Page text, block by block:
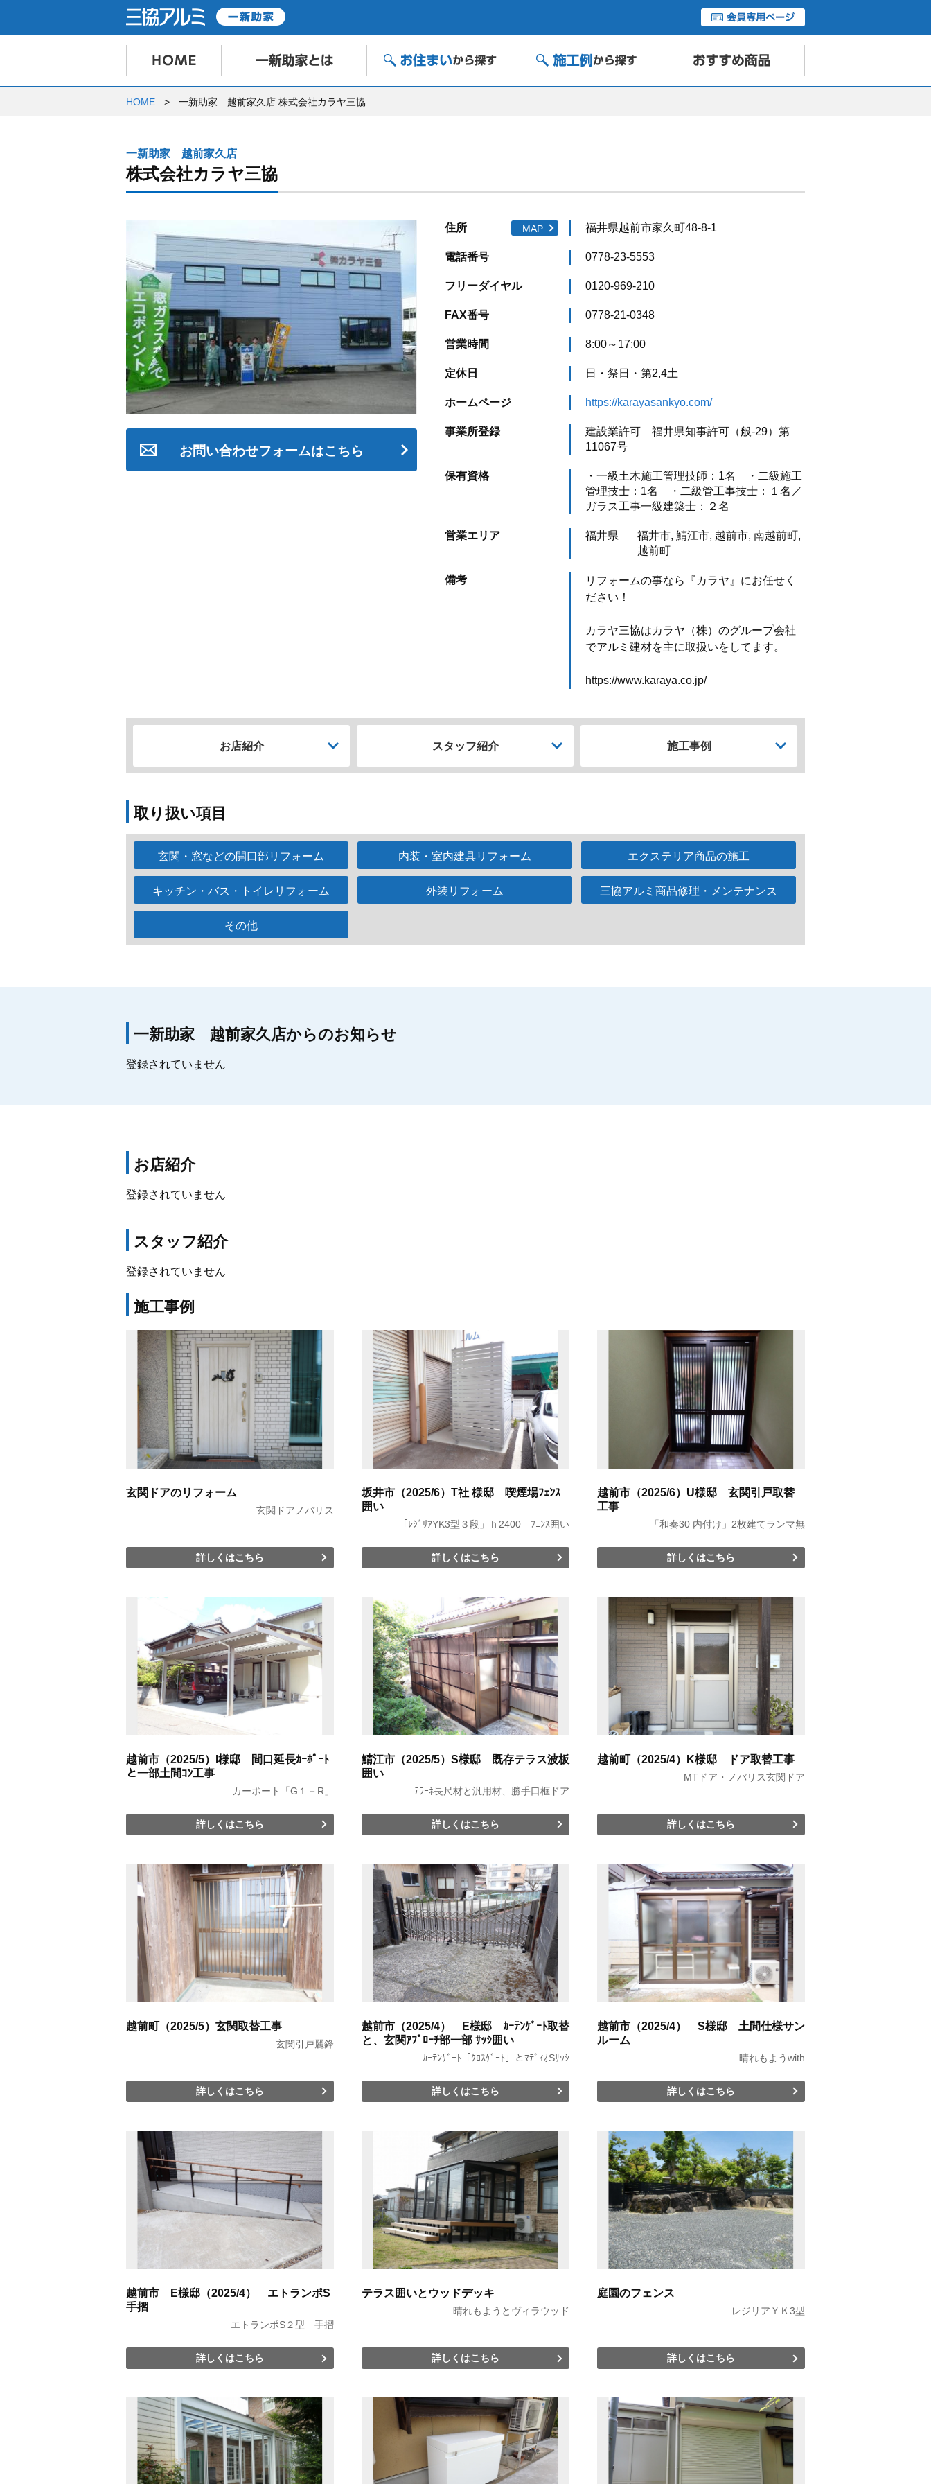
HOME 一新助家 越前家久店 株式会社カラヤ三協
一新助家 越前家久店
株式会社カラヤ三協
お問い合わせフォームはこちら
住所 MAP 福井県越前市家久町48-8-1
電話番号 0778-23-5553
フリーダイヤル 0120-969-210
FAX番号 0778-21-0348
営業時間 8:00～17:00
定休日 日・祭日・第2,4土
ホームページ https://karayasankyo.com/
事業所登録
建設業許可 福井県知事許可（般-29）第
11067号
保有資格
・一級土木施工管理技師：1名 ・二級施工
管理技士：1名 ・二級管工事技士：１名／
ガラス工事一級建築士：２名
営業エリア 福井県
福井市, 鯖江市, 越前市, 南越前町,
越前町
備考
リフォームの事なら『カラヤ』にお任せく
ださい！
カラヤ三協はカラヤ（株）のグループ会社
でアルミ建材を主に取扱いをしてます。
https://www.karaya.co.jp/
お店紹介 スタッフ紹介 施工事例
取り扱い項目
玄関・窓などの開口部リフォーム 内装・室内建具リフォーム エクステリア商品の施工
キッチン・バス・トイレリフォーム 外装リフォーム 三協アルミ商品修理・メンテナンス
その他
一新助家 越前家久店からのお知らせ
登録されていません
お店紹介
登録されていません
スタッフ紹介
登録されていません
施工事例
玄関ドアのリフォーム
玄関ドアノバリス
詳しくはこちら
坂井市（2025/6）T社 様邸 喫煙場ﾌｪﾝｽ
囲い
「ﾚｼﾞﾘｱYK3型３段」ｈ2400 ﾌｪﾝｽ囲い
詳しくはこちら
越前市（2025/6）U様邸 玄関引戸取替
工事
「和奏30 内付け」2枚建てランマ無
詳しくはこちら
越前市（2025/5）I様邸 間口延長ｶｰﾎﾟｰﾄ
と一部土間ｺﾝ工事
カーポート「G１－R」
詳しくはこちら
鯖江市（2025/5）S様邸 既存テラス波板
囲い
ﾃﾗｰﾈ長尺材と汎用材、勝手口框ドア
詳しくはこちら
越前町（2025/4）K様邸 ドア取替工事
MTドア・ノバリス玄関ドア
詳しくはこちら
越前町（2025/5）玄関取替工事
玄関引戸麗鋒
詳しくはこちら
越前市（2025/4） E様邸 ｶｰﾃﾝｹﾞｰﾄ取替
と、玄関ｱﾌﾟﾛｰﾁ部一部 ｻｯｼ囲い
ｶｰﾃﾝｹﾞｰﾄ「ｸﾛｽｹﾞｰﾄ」とﾏﾃﾞｨｵSｻｯｼ
詳しくはこちら
越前市（2025/4） S様邸 土間仕様サン
ルーム
晴れもようwith
詳しくはこちら
越前市 E様邸（2025/4） エトランポS
手摺
エトランポS２型 手摺
詳しくはこちら
テラス囲いとウッドデッキ
晴れもようとヴィラウッド
詳しくはこちら
庭園のフェンス
レジリアＹＫ3型
詳しくはこちら